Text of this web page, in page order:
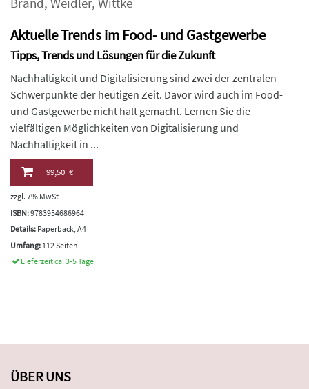
Aktuelle Trends im Food- und Gastgewerbe
Tipps, Trends und Lösungen für die Zukunft
Nachhaltigkeit und Digitalisierung sind zwei der zentralen
Schwerpunkte der heutigen Zeit. Davor wird auch im Food-
und Gastgewerbe nicht halt gemacht. Lernen Sie die
vielfältigen Möglichkeiten von Digitalisierung und
Nachhaltigkeit in ...
99,50 €
zzgl. 7% MwSt
ISBN:9783954686964
Details: Paperback, A4
Umfang: 112 Seiten
Lieferzeit ca. 3-5 Tage
ÜBER UNS